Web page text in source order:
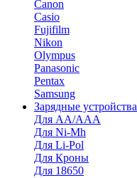
Canon
Casio
Fujifilm
Nikon
Olympus
Panasonic
Pentax
Samsung
Зарядные устройства
Для AA/AAA
Для Ni-Mh
Для Li-Pol
Для Кроны
Для 18650